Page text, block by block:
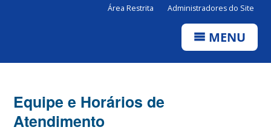
Área Restrita Administradores do Site
MENU
Equipe e Horários de
Atendimento